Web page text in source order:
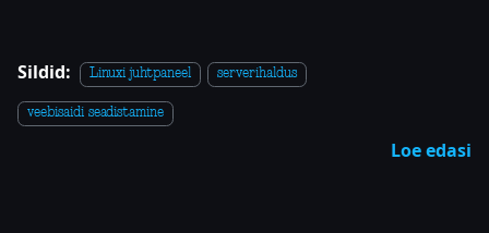
Sildid: Linuxi juhtpaneel serverihaldus
veebisaidi seadistamine
Loe edasi